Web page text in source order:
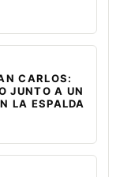
CARLOS:
JUNTO A UN
LA ESPALDA